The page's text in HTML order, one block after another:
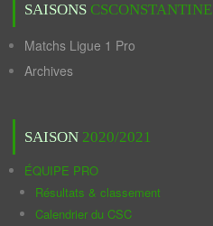
SAISONS CSCONSTANTINE
Matchs Ligue 1 Pro
Archives
SAISON 2020/2021
ÉQUIPE PRO
Résultats & classement
Calendrier du CSC